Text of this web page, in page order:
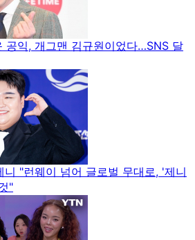
공익, 개그맨 김규원이었다…SNS 달
니 "런웨이 넘어 글로벌 무대로, '제니
"